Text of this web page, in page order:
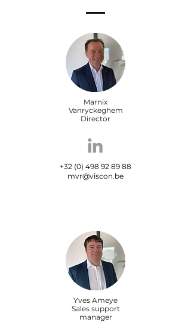
Marnix
Vanryckeghem
Director
+32 (0) 498 92 89 88
mvr@viscon.be
Yves Ameye
Sales support
manager